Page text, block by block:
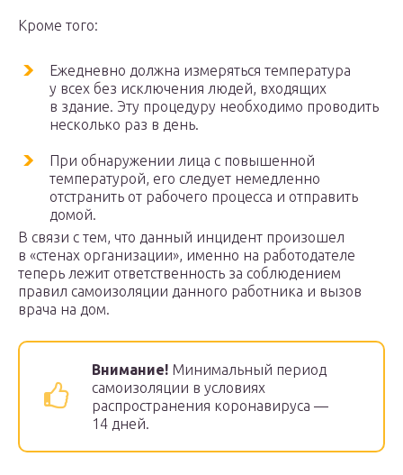
Кроме того:
Ежедневно должна измеряться температура
у всех без исключения людей, входящих
в здание. Эту процедуру необходимо проводить
несколько раз в день.
При обнаружении лица с повышенной
температурой, его следует немедленно
отстранить от рабочего процесса и отправить
домой.
В связи с тем, что данный инцидент произошел
в «стенах организации», именно на работодателе
теперь лежит ответственность за соблюдением
правил самоизоляции данного работника и вызов
врача на дом.
Внимание! Минимальный период
самоизоляции в условиях
распространения коронавируса —
14 дней.